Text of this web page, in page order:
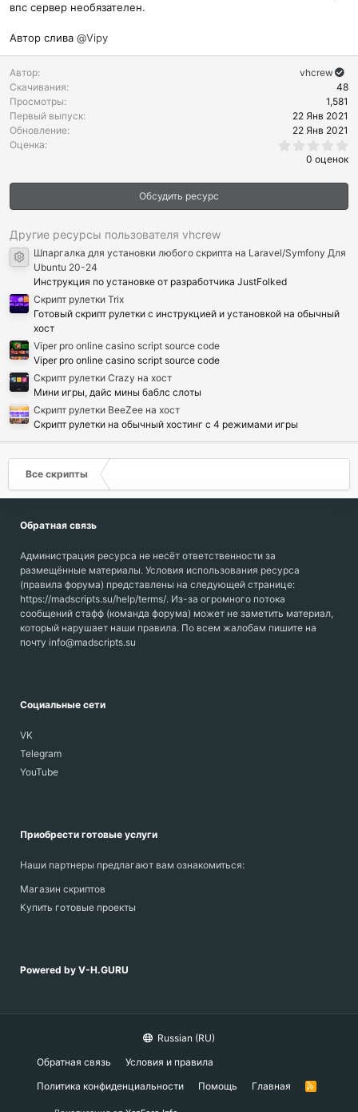
впс сервер необязателен.
Автор слива @Vipy
Автор
vhcrew
Скачивания
48
Просмотры
1,581
Первый выпуск
22 Янв 2021
Обновление
22 Янв 2021
Оценка
.
0
з
ё
0 оценок
Обсудить ресурс
Другие ресурсы пользователя vhcrew
Иконка ресурса
Шпаргалка для установки любого скрипта на Laravel/Symfony Для
Ubuntu 20-24
Инструкция по установке от разработчика JustFolked
Cкрипт рулетки Trix
Готовый скрипт рулетки с инструкцией и установкой на обычный
хост
Viper pro online casino script source code
Viper pro online casino script source code
Скрипт рулетки Crazy на хост
Мини игры, дайс мины баблс слоты
Скрипт рулетки BeeZee на хост
Скрипт рулетки на обычный хостинг с 4 режимами игры
Все скрипты
Обратная связь
Администрация ресурса не несёт ответственности за
размещённые материалы. Условия использования ресурса
(правила форума) представлены на следующей странице:
https://madscripts.su/help/terms/. Из-за огромного потока
сообщений стафф (команда форума) может не заметить материал,
который нарушает наши правила. По всем жалобам пишите на
почту info@madscripts.su
Социальные сети
VK
Telegram
YouTube
Приобрести готовые услуги
Наши партнеры предлагают вам ознакомиться:
Магазин скриптов
Купить готовые проекты
Powered by V-H.GURU
Russian (RU)
Обратная связь
Условия и правила
Политика конфиденциальности
Помощь Главная
R